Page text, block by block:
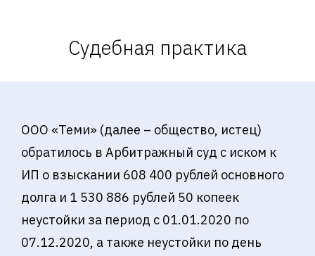
Судебная практика
ООО «Теми» (далее – общество, истец)
обратилось в Арбитражный суд с иском к
ИП о взыскании 608 400 рублей основного
долга и 1 530 886 рублей 50 копеек
неустойки за период с 01.01.2020 по
07.12.2020, а также неустойки по день